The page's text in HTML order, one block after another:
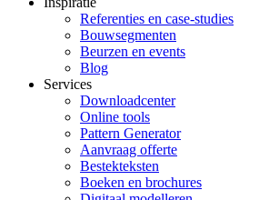
Referenties en case-studies
Bouwsegmenten
Beurzen en events
Blog
Services
Downloadcenter
Online tools
Pattern Generator
Aanvraag offerte
Bestekteksten
Boeken en brochures